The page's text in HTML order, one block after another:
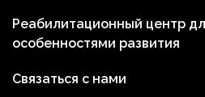
Реабилитационный центр
особенностями развития
Связаться с нами